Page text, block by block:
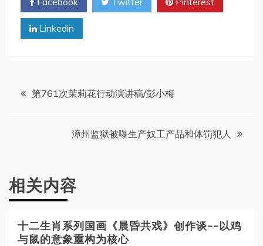
Linkedin
文
航
第761次茉莉花行动演讲稿/彭小梅
漳州监狱被曝生产奴工产品和体罚犯人
相关内容
十二生肖系列国画《晨昏共戏》创作谈——以鸡
与鼠的意象重构为核心